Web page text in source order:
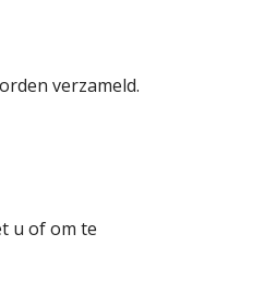
verzameld.
u of om te